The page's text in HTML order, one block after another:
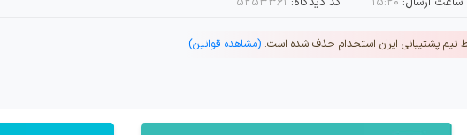
تیم پشتیبانی ایران استخدام حذف شده است. (مشاهده قوانین)